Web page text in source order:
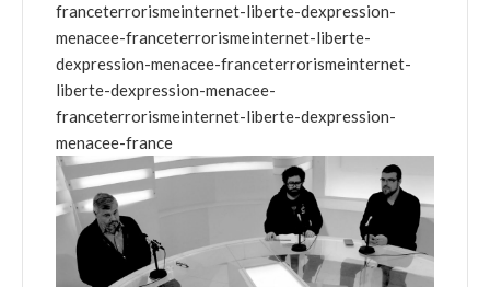
franceterrorismeinternet-liberte-dexpression-
menacee-franceterrorismeinternet-liberte-
dexpression-menacee-franceterrorismeinternet-
liberte-dexpression-menacee-
franceterrorismeinternet-liberte-dexpression-
menacee-france